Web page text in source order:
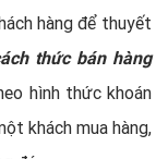
hàng để thuyết
thức bán hàng
hình thức khoán
khách mua hàng,